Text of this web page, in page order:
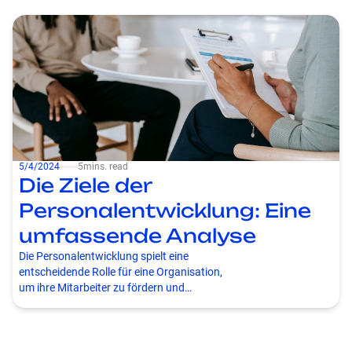
Mitarbeiter:innen wertgeschätzt und gehört
fühlen, sondern Dein Unternehmen profitiert
auch von einer Vielzahl an Perspektiven, die
Innovation und Kreativität vorantreiben. In
diesem Artikel beleuchten wir die Bedeutung
von Inklusion am Arbeitsplatz und wie
Unternehmen diese erfolgreich umsetzen
können.
5/4/2024⸺5mins. read
Die Ziele der
Personalentwicklung: Eine
umfassende Analyse
Die Personalentwicklung spielt eine
entscheidende Rolle für eine Organisation,
um ihre Mitarbeiter zu fördern und